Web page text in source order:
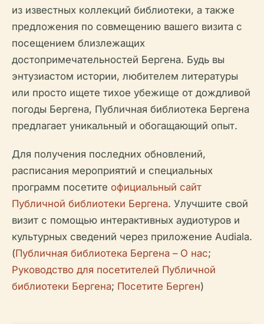
из известных коллекций библиотеки, а также
предложения по совмещению вашего визита с
посещением близлежащих
достопримечательностей Бергена. Будь вы
энтузиастом истории, любителем литературы
или просто ищете тихое убежище от дождливой
погоды Бергена, Публичная библиотека Бергена
предлагает уникальный и обогащающий опыт.
Для получения последних обновлений,
расписания мероприятий и специальных
программ посетите официальный сайт
Публичной библиотеки Бергена. Улучшите свой
визит с помощью интерактивных аудиотуров и
культурных сведений через приложение Audiala.
(Публичная библиотека Бергена – О нас;
Руководство для посетителей Публичной
библиотеки Бергена; Посетите Берген)